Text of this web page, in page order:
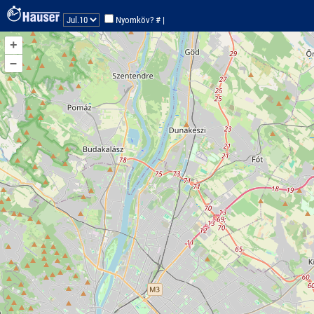
koo:47.5-19.1
Nyomköv? #|
Nincs trackpont a autóra!
+
–